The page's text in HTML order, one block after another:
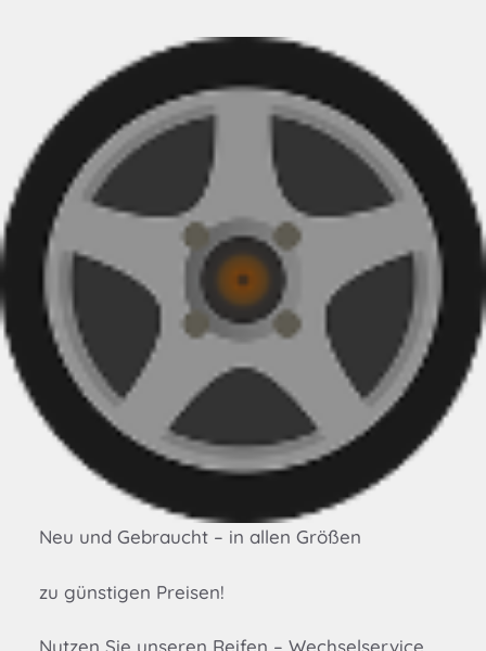
Neu und Gebraucht – in allen Größen
zu günstigen Preisen!
Nutzen Sie unseren Reifen – Wechselservice